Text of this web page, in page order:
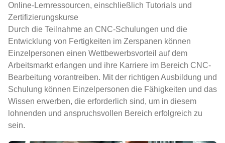
Online-Lernressourcen, einschließlich Tutorials und
Zertifizierungskurse
Durch die Teilnahme an CNC-Schulungen und die
Entwicklung von Fertigkeiten im Zerspanen können
Einzelpersonen einen Wettbewerbsvorteil auf dem
Arbeitsmarkt erlangen und ihre Karriere im Bereich CNC-
Bearbeitung vorantreiben. Mit der richtigen Ausbildung und
Schulung können Einzelpersonen die Fähigkeiten und das
Wissen erwerben, die erforderlich sind, um in diesem
lohnenden und anspruchsvollen Bereich erfolgreich zu
sein.